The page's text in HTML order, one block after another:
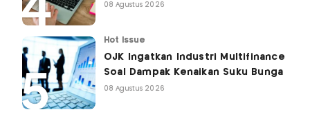
08 Agustus 2026
Hot Issue
OJK Ingatkan Industri Multifinance
Soal Dampak Kenaikan Suku Bunga
08 Agustus 2026